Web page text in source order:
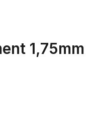
1,75mm